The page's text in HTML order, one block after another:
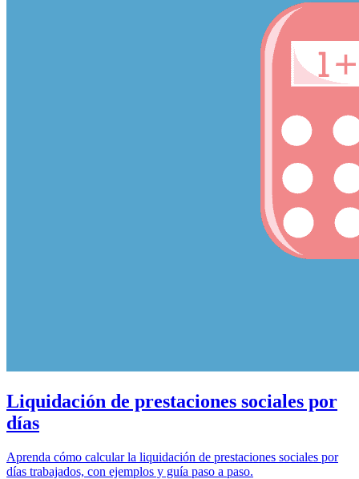
Liquidación de prestaciones sociales por
días
Aprenda cómo calcular la liquidación de prestaciones sociales por
días trabajados, con ejemplos y guía paso a paso.